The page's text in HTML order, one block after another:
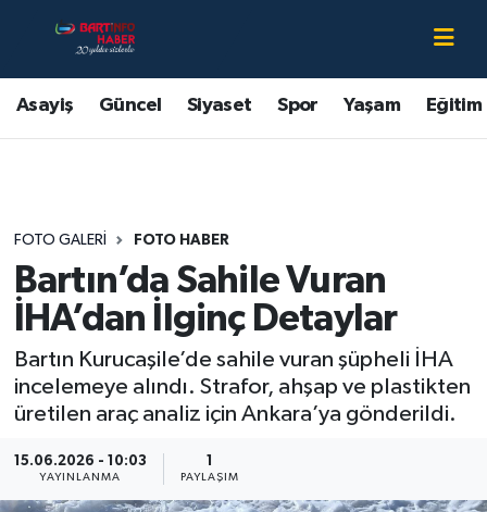
Asayiş Güncel Siyaset Spor Yaşam Eğitim
FOTO GALERI FOTO HABER
Bartın’da Sahile Vuran
İHA’dan İlginç Detaylar
Bartın Kurucaşile’de sahile vuran şüpheli İHA
incelemeye alındı. Strafor, ahşap ve plastikten
üretilen araç analiz için Ankara’ya gönderildi.
15.06.2026 - 10:03
YAYINLANMA
1
PAYLAŞIM
Asayiş
Bartın Hakkında
Eğitim
Ekonomi
Güncel
Kültür-Sanat
Magazin
Bartın Nöbetçi Eczaneler
Bartın Hava Durumu
Bartın Trafik Yoğunluk Haritası
Süper Lig Puan Durumu ve Fikstür
Tüm Manşetler
Son Dakika Haberleri
Haber Arşivi